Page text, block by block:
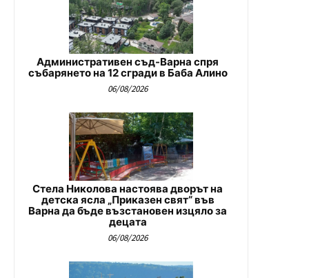
Административен съд-Варна спря
събарянето на 12 сгради в Баба Алино
06/08/2026
Стела Николова настоява дворът на
детска ясла „Приказен свят“ във
Варна да бъде възстановен изцяло за
децата
06/08/2026